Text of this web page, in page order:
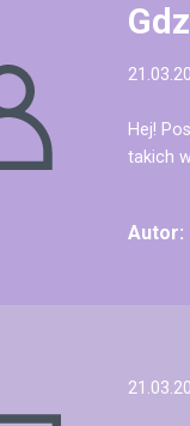
Hej!
takich
Autor: